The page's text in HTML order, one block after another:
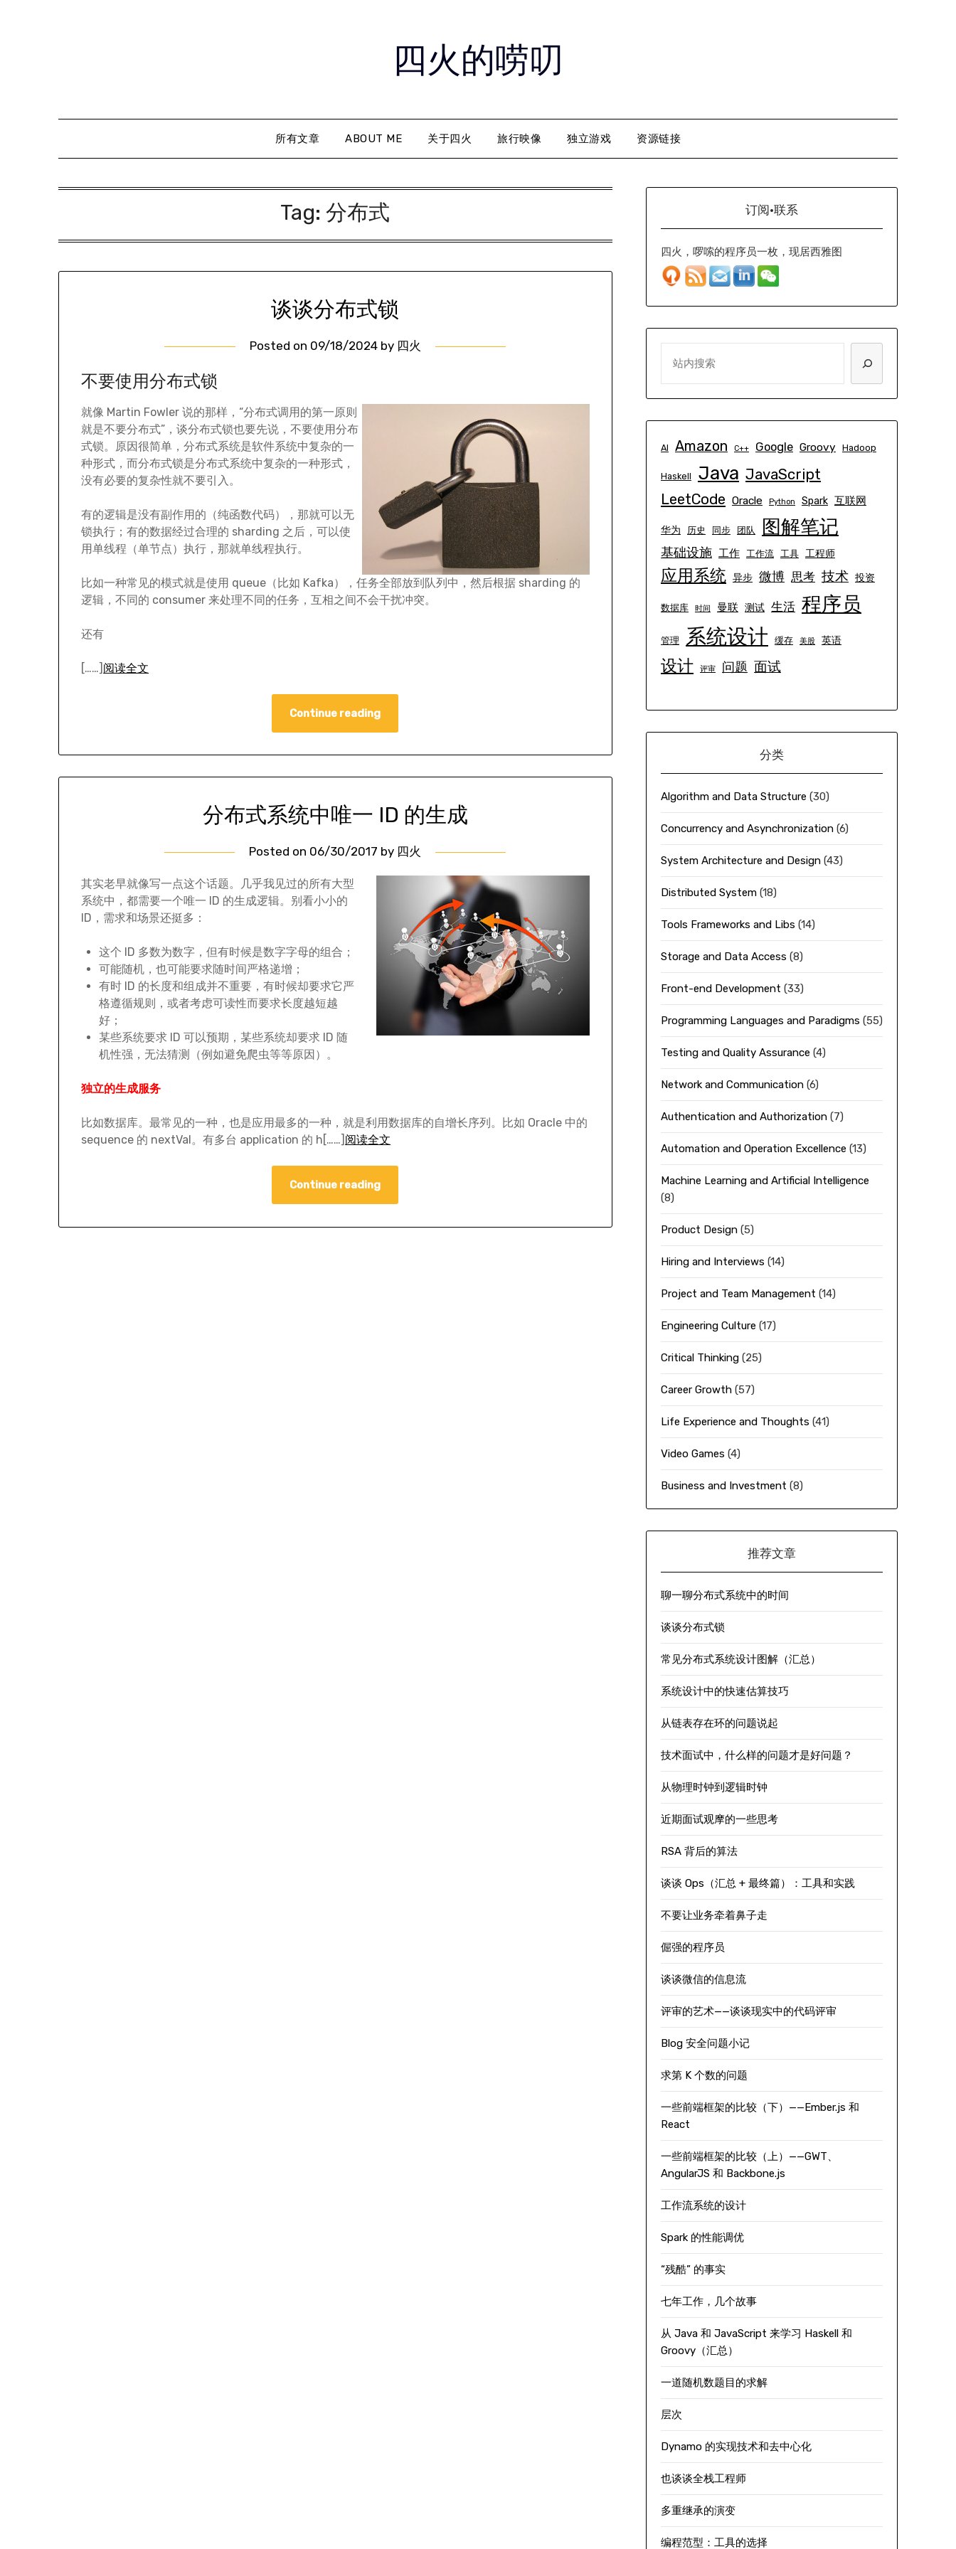
四火的唠叨
所有文章 ABOUT ME 关于四火 旅行映像 独立游戏 资源链接
Tag:分布式
谈谈分布式锁
Posted on 09/18/2024by 四火
不要使用分布式锁
就像 Martin Fowler 说的那样，“分布式调用的第一原则
就是不要分布式”，谈分布式锁也要先说，不要使用分布
式锁。原因很简单，分布式系统是软件系统中复杂的一
种形式，而分布式锁是分布式系统中复杂的一种形式，
没有必要的复杂性就不要引入。
有的逻辑是没有副作用的（纯函数代码），那就可以无
锁执行；有的数据经过合理的 sharding 之后，可以使
用单线程（单节点）执行，那就单线程执行。
比如一种常见的模式就是使用 queue（比如 Kafka），任务全部放到队列中，然后根据 sharding 的
逻辑，不同的 consumer 来处理不同的任务，互相之间不会干扰冲突。
还有
[……] 阅读全文
Continue reading
分布式系统中唯一 ID 的生成
Posted on 06/30/2017 by 四火
其实老早就像写一点这个话题。几乎我见过的所有大型
系统中，都需要一个唯一 ID 的生成逻辑。别看小小的
ID，需求和场景还挺多：
这个 ID 多数为数字，但有时候是数字字母的组合；
可能随机，也可能要求随时间严格递增；
有时 ID 的长度和组成并不重要，有时候却要求它严
格遵循规则，或者考虑可读性而要求长度越短越
好；
某些系统要求 ID 可以预期，某些系统却要求 ID 随
机性强，无法猜测（例如避免爬虫等等原因）。
独立的生成服务
比如数据库。最常见的一种，也是应用最多的一种，就是利用数据库的自增长序列。比如 Oracle 中的
sequence 的 nextVal。有多台 application 的 h[……] 阅读全文
Continue reading
订阅·联系
四火，啰嗦的程序员一枚，现居西雅图
AI Amazon C++ Google Groovy Hadoop
Haskell Java JavaScript
LeetCode Oracle Python Spark 互联网
华为 历史 同步 团队 图解笔记
基础设施 工作 工作流 工具 工程师
应用系统 异步 微博 思考 技术 投资
数据库 时间 曼联 测试 生活 程序员
管理 系统设计 缓存 美股 英语
设计 评审 问题 面试
分类
Algorithm and Data Structure (30)
Concurrency and Asynchronization(6)
System Architecture and Design(43)
Distributed System(18)
Tools Frameworks and Libs (14)
Storage and Data Access (8)
Front-end Development (33)
Programming Languages and Paradigms (55)
Testing and Quality Assurance (4)
Network and Communication(6)
Authentication and Authorization(7)
Automation and Operation Excellence (13)
Machine Learning and Artificial Intelligence
(8)
Product Design(5)
Hiring and Interviews (14)
Project and Team Management (14)
Engineering Culture (17)
Critical Thinking(25)
Career Growth(57)
Life Experience and Thoughts (41)
Video Games (4)
Business and Investment (8)
推荐文章
聊一聊分布式系统中的时间
谈谈分布式锁
常见分布式系统设计图解（汇总）
系统设计中的快速估算技巧
从链表存在环的问题说起
技术面试中，什么样的问题才是好问题？
从物理时钟到逻辑时钟
近期面试观摩的一些思考
RSA 背后的算法
谈谈 Ops（汇总 + 最终篇）：工具和实践
不要让业务牵着鼻子走
倔强的程序员
谈谈微信的信息流
评审的艺术——谈谈现实中的代码评审
Blog 安全问题小记
求第 K 个数的问题
一些前端框架的比较（下）——Ember.js 和
React
一些前端框架的比较（上）——GWT、
AngularJS 和 Backbone.js
工作流系统的设计
Spark 的性能调优
“残酷” 的事实
七年工作，几个故事
从 Java 和 JavaScript 来学习 Haskell 和
Groovy（汇总）
一道随机数题目的求解
层次
Dynamo 的实现技术和去中心化
也谈谈全栈工程师
多重继承的演变
编程范型：工具的选择